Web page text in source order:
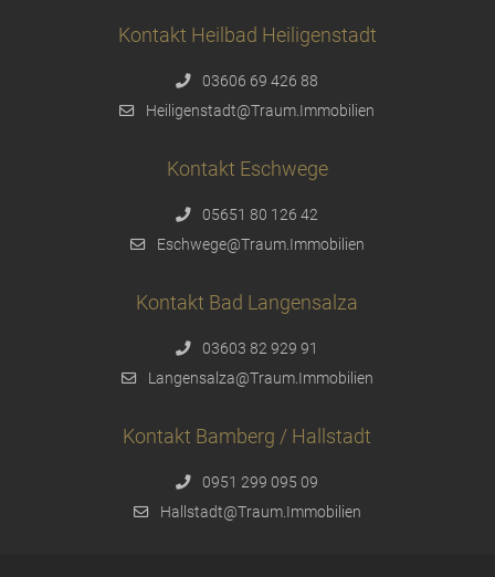
Kontakt Heilbad Heiligenstadt
03606 69 426 88
Heiligenstadt@Traum.Immobilien
Kontakt Eschwege
05651 80 126 42
Eschwege@Traum.Immobilien
Kontakt Bad Langensalza
03603 82 929 91
Langensalza@Traum.Immobilien
Kontakt Bamberg / Hallstadt
0951 299 095 09
Hallstadt@Traum.Immobilien